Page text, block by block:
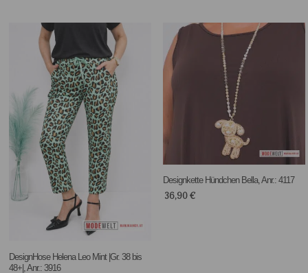
DesignHose Helena Leo Mint |Gr. 38 bis
48+|, Anr.: 3916
Designkette Hündchen Bella, Anr.: 4117
36,90€